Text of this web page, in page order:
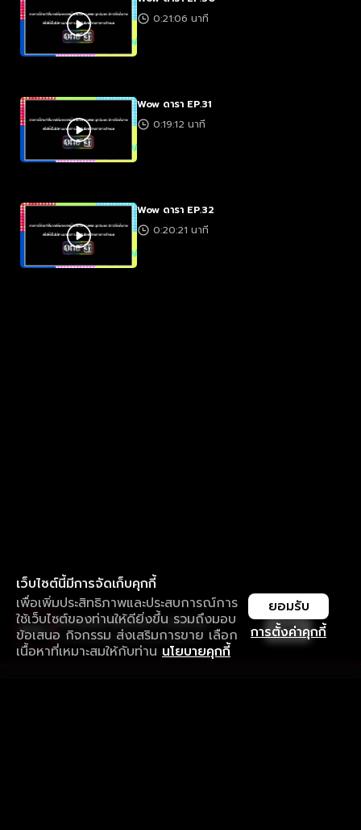
0:21:06 นาที
Wow ดารา EP.31
0:19:12 นาที
Wow ดารา EP.32
0:20:21 นาที
เว็บไซต์นี้มีการจัดเก็บคุกกี้
เพื่อเพิ่มประสิทธิภาพและประสบการณ์การ
ใช้เว็บไซต์ของท่านให้ดียิ่งขึ้น รวมถึงมอบ
ข้อเสนอ กิจกรรม ส่งเสริมการขาย เลือก
เนื้อหาที่เหมาะสมให้กับท่าน นโยบายคุกกี้
การตั้งค่าคุกกี้
ยอมรับ
ใช้งานแอป ลื่นไหลกว่า ไม่มีสะดุด
ดาวน์โหลดแอปเพื่อการรับชมที่ดีกว่า เปิด